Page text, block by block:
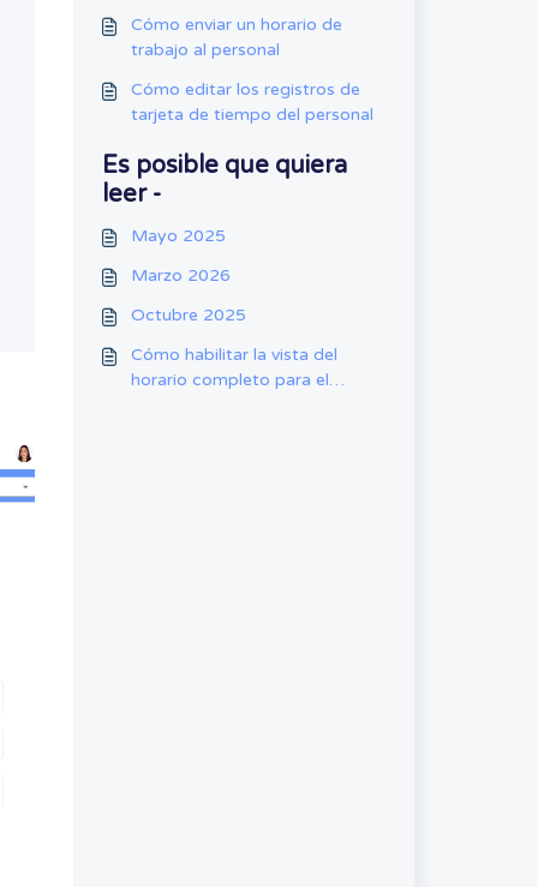
Cómo enviar un horario de
trabajo al personal
Cómo editar los registros de
tarjeta de tiempo del personal
Es posible que quiera
leer -
Mayo 2025
Marzo 2026
Octubre 2025
Cómo habilitar la vista del
horario completo para el